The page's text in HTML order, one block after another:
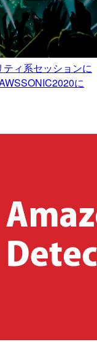
ティ系セッションに
に